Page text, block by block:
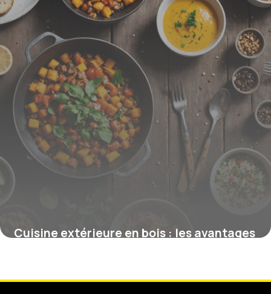
Cuisine extérieure en bois : les avantages